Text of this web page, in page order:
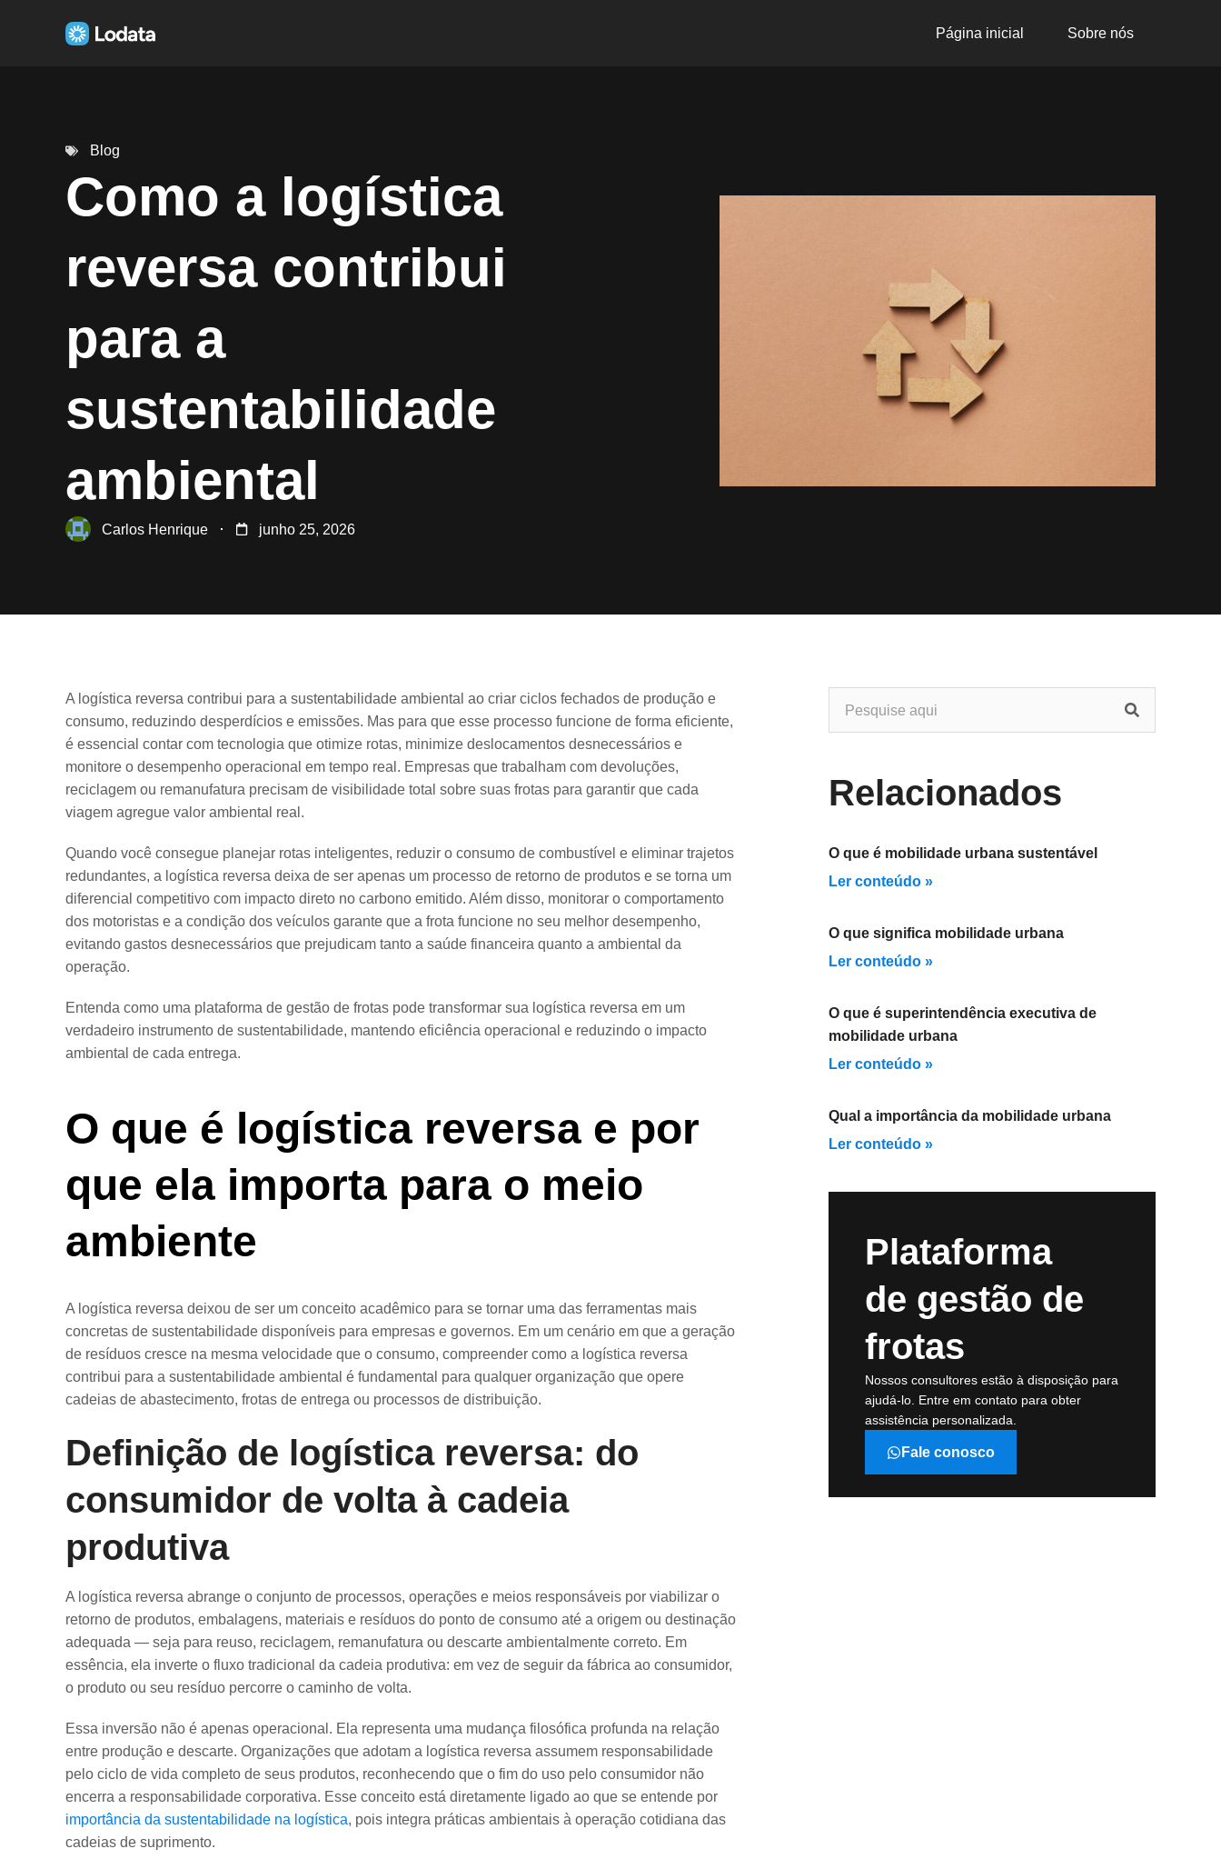
Página inicial Sobre nós
Blog
Como a logística
reversa contribui
para a
sustentabilidade
ambiental
Carlos Henrique junho 25, 2026
A logística reversa contribui para a sustentabilidade ambiental ao criar ciclos fechados de produção e
consumo, reduzindo desperdícios e emissões. Mas para que esse processo funcione de forma eficiente,
é essencial contar com tecnologia que otimize rotas, minimize deslocamentos desnecessários e
monitore o desempenho operacional em tempo real. Empresas que trabalham com devoluções,
reciclagem ou remanufatura precisam de visibilidade total sobre suas frotas para garantir que cada
viagem agregue valor ambiental real.
Quando você consegue planejar rotas inteligentes, reduzir o consumo de combustível e eliminar trajetos
redundantes, a logística reversa deixa de ser apenas um processo de retorno de produtos e se torna um
diferencial competitivo com impacto direto no carbono emitido. Além disso, monitorar o comportamento
dos motoristas e a condição dos veículos garante que a frota funcione no seu melhor desempenho,
evitando gastos desnecessários que prejudicam tanto a saúde financeira quanto a ambiental da
operação.
Entenda como uma plataforma de gestão de frotas pode transformar sua logística reversa em um
verdadeiro instrumento de sustentabilidade, mantendo eficiência operacional e reduzindo o impacto
ambiental de cada entrega.
O que é logística reversa e por
que ela importa para o meio
ambiente
A logística reversa deixou de ser um conceito acadêmico para se tornar uma das ferramentas mais
concretas de sustentabilidade disponíveis para empresas e governos. Em um cenário em que a geração
de resíduos cresce na mesma velocidade que o consumo, compreender como a logística reversa
contribui para a sustentabilidade ambiental é fundamental para qualquer organização que opere
cadeias de abastecimento, frotas de entrega ou processos de distribuição.
Definição de logística reversa: do
consumidor de volta à cadeia
produtiva
A logística reversa abrange o conjunto de processos, operações e meios responsáveis por viabilizar o
retorno de produtos, embalagens, materiais e resíduos do ponto de consumo até a origem ou destinação
adequada — seja para reuso, reciclagem, remanufatura ou descarte ambientalmente correto. Em
essência, ela inverte o fluxo tradicional da cadeia produtiva: em vez de seguir da fábrica ao consumidor,
o produto ou seu resíduo percorre o caminho de volta.
Essa inversão não é apenas operacional. Ela representa uma mudança filosófica profunda na relação
entre produção e descarte. Organizações que adotam a logística reversa assumem responsabilidade
pelo ciclo de vida completo de seus produtos, reconhecendo que o fim do uso pelo consumidor não
encerra a responsabilidade corporativa. Esse conceito está diretamente ligado ao que se entende por
importância da sustentabilidade na logística, pois integra práticas ambientais à operação cotidiana das
cadeias de suprimento.
Relacionados
O que é mobilidade urbana sustentável
Ler conteúdo »
O que significa mobilidade urbana
Ler conteúdo »
O que é superintendência executiva de
mobilidade urbana
Ler conteúdo »
Qual a importância da mobilidade urbana
Ler conteúdo »
Plataforma
de gestão de
frotas
Nossos consultores estão à disposição para
ajudá-lo. Entre em contato para obter
assistência personalizada.
Fale conosco